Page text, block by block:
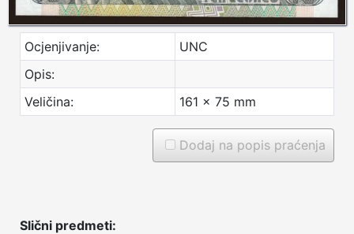
Ocjenjivanje:
UNC
Opis:
Veličina:
161 x 75 mm
Dodaj na popis praćenja
Slični predmeti: